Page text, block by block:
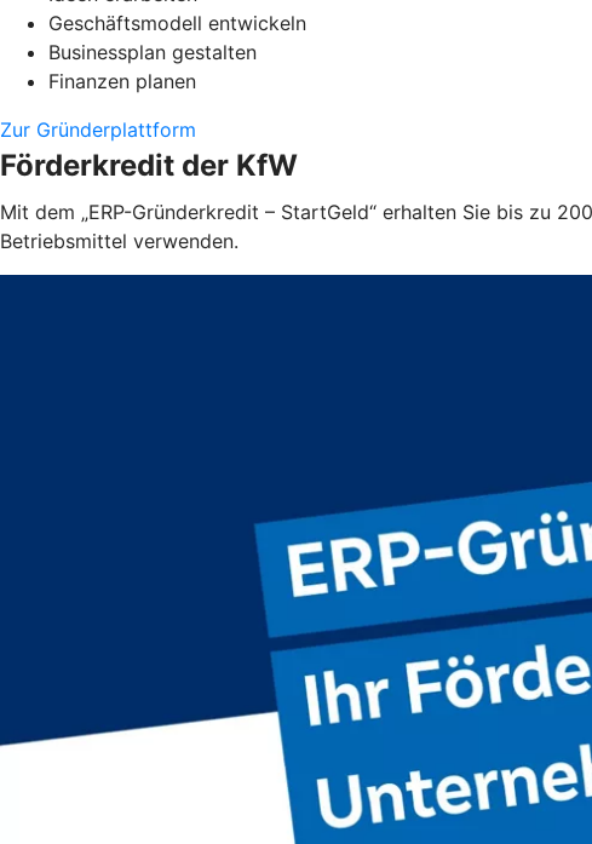
Geschäftsmodell entwickeln
Businessplan gestalten
Finanzen planen
Zur Gründerplattform
Förderkredit der KfW
Mit dem „ERP-Gründerkredit – StartGeld“ erhalten Sie bis zu
Betriebsmittel verwenden.